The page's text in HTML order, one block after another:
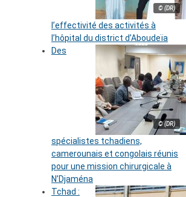
© (DR)
l’effectivité des activités à
l’hôpital du district d’Aboudeïa
© (DR)
Des
spécialistes tchadiens,
camerounais et congolais réunis
pour une mission chirurgicale à
N’Djaména
Tchad :